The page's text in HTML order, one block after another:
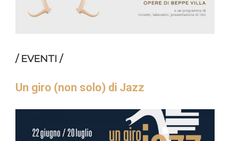
/ EVENTI /
Un giro (non solo) di Jazz